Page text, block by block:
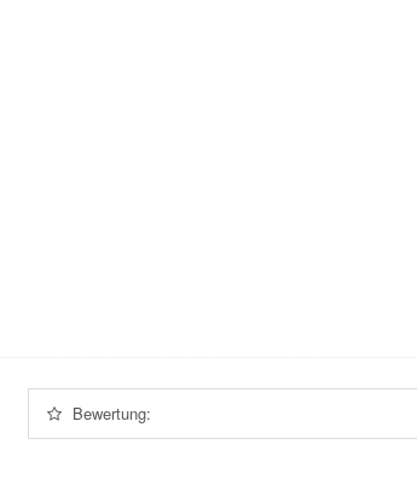
Bewertung: